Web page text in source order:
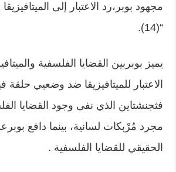
مجهود بوبر،رد الاعتبار إلى
“(14).
يميز بوبربين القضايا الفلسفية
الاعتبار للميتافيزيقا ضد وضعيي حلقة
فثجنشتاين الذي نفى وجود القضايا
مجرد مُرْبكات لسانية، بينما دافع
الحقيقي للقضايا الفلسفية .